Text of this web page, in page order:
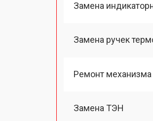
Замена
Замена ручек
Ремонт
Замена ТЭН